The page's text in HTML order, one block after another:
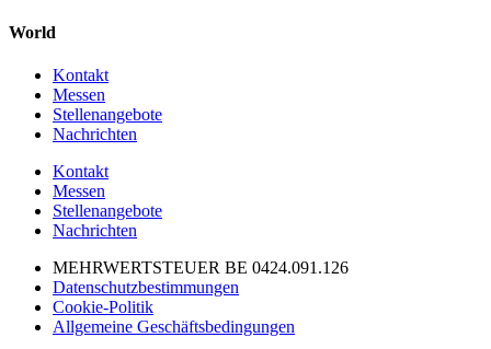
World
Kontakt
Messen
Stellenangebote
Nachrichten
Kontakt
Messen
Stellenangebote
Nachrichten
MEHRWERTSTEUER BE 0424.091.126
Datenschutzbestimmungen
Cookie-Politik
Allgemeine Geschäftsbedingungen